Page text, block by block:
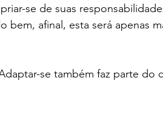
se de suas
bem, afinal, esta será apenas
se também faz parte do